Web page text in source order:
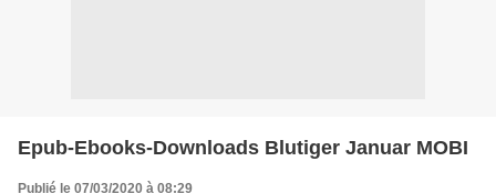
Epub-Ebooks-Downloads Blutiger Januar MOBI
Publié le 07/03/2020 à 08:29